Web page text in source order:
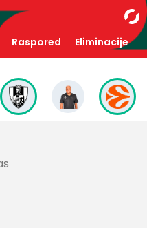
Raspored Eliminacije